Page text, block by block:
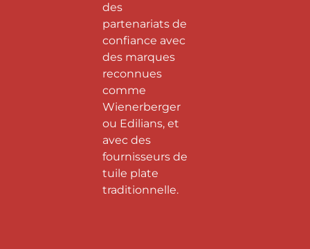
des
partenariats de
confiance avec
des marques
reconnues
comme
Wienerberger
ou Edilians, et
avec des
fournisseurs de
tuile plate
traditionnelle.